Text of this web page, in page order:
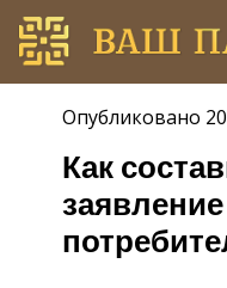
Опубликовано
Как